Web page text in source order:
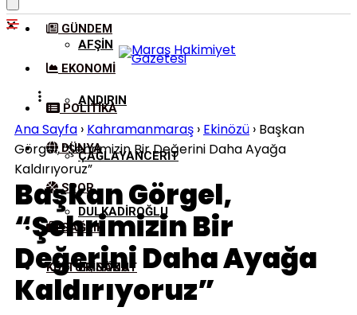
AFŞIN
ANDIRIN
ÇAĞLAYANCERIT
DULKADIROĞLU
EKINÖZÜ
GÜNDEM
EKONOMI
POLITIKA
DÜNYA
SPOR
SAĞLIK
KÜLTÜR/SANAT
Ana Sayfa › Kahramanmaraş › Ekinözü › Başkan
Görgel, “Şehrimizin Bir Değerini Daha Ayağa
Kaldırıyoruz”
Başkan Görgel,
“Şehrimizin Bir
Değerini Daha Ayağa
Kaldırıyoruz”